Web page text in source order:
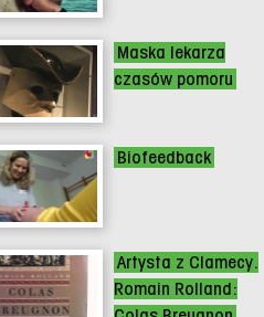
Maska lekarza
czasów pomoru
Biofeedback
Artysta z Clamecy.
Romain Rolland: